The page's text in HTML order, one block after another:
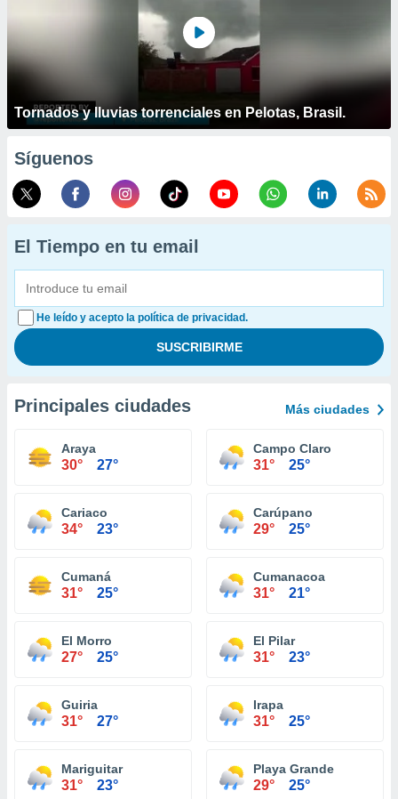
Tornados y lluvias torrenciales en Pelotas, Brasil.
Síguenos
El Tiempo en tu email
He leído y acepto la política de privacidad.
Principales ciudades Más ciudades
Araya
30° 27°
Campo Claro
31° 25°
Cariaco
34° 23°
Carúpano
29° 25°
Cumaná
31° 25°
Cumanacoa
31° 21°
El Morro
27° 25°
El Pilar
31° 23°
Guiria
31° 27°
Irapa
31° 25°
Mariguitar
31° 23°
Playa Grande
29° 25°